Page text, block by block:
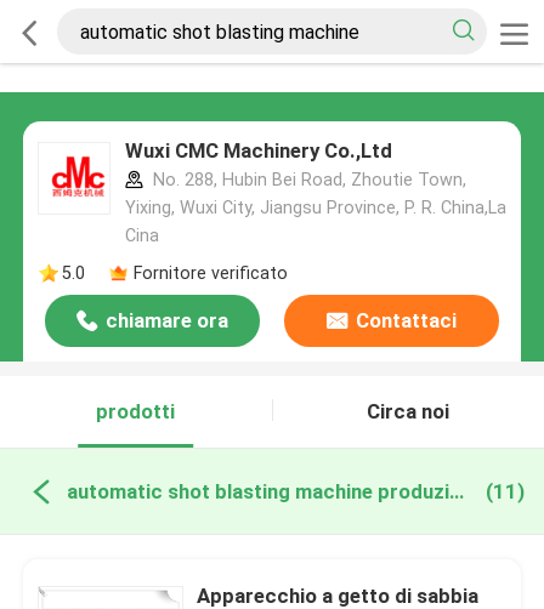
Wuxi CMC Machinery Co.,Ltd
No. 288, Hubin Bei Road, Zhoutie Town,
Yixing, Wuxi City, Jiangsu Province, P. R. China,La
Cina
5.0
Fornitore verificato
chiamare ora Contattaci
prodotti Circa noi
automatic shot blasting machine produzione online (11)
Apparecchio a getto di sabbia